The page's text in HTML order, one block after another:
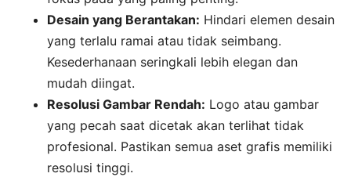
Desain yang Berantakan: Hindari elemen desain
yang terlalu ramai atau tidak seimbang.
Kesederhanaan seringkali lebih elegan dan
mudah diingat.
Resolusi Gambar Rendah: Logo atau gambar
yang pecah saat dicetak akan terlihat tidak
profesional. Pastikan semua aset grafis memiliki
resolusi tinggi.